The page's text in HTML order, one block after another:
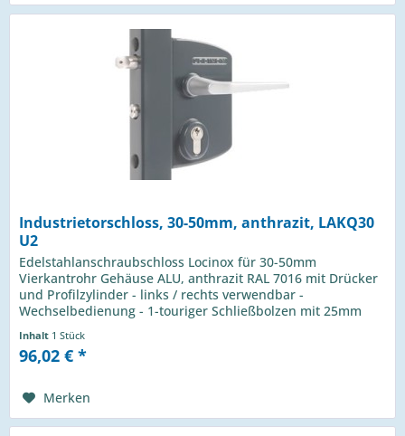
Industrietorschloss, 30-50mm, anthrazit, LAKQ30
U2
Edelstahlanschraubschloss Locinox für 30-50mm
Vierkantrohr Gehäuse ALU, anthrazit RAL 7016 mit Drücker
und Profilzylinder - links / rechts verwendbar -
Wechselbedienung - 1-touriger Schließbolzen mit 25mm
Inhalt 1 Stück
96,02 € *
Merken